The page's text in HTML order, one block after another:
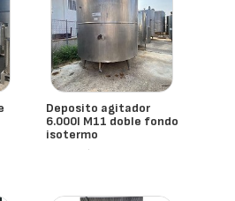
Deposito agitador
6.000l M11 doble fondo
isotermo
- España